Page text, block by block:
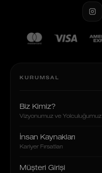
KURUMSAL
Biz Kimiz?
Vizyonumuz ve Yolculuğumuz
İnsan Kaynakları
Kariyer Fırsatları
Müşteri Girişi